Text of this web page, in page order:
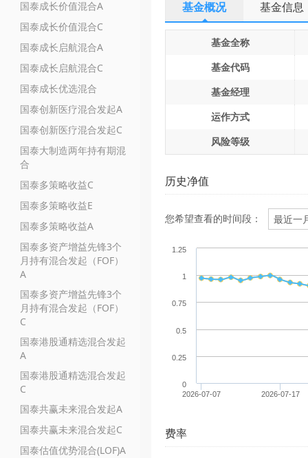
国泰成长价值混合A
国泰成长价值混合C
国泰成长启航混合A
国泰成长启航混合C
国泰成长优选混合
国泰创新医疗混合发起A
国泰创新医疗混合发起C
国泰大制造两年持有期混
合
国泰多策略收益C
国泰多策略收益E
国泰多策略收益A
国泰多资产增益先锋3个
月持有混合发起（FOF）
A
国泰多资产增益先锋3个
月持有混合发起（FOF）
C
国泰港股通精选混合发起
A
国泰港股通精选混合发起
C
国泰共赢未来混合发起A
国泰共赢未来混合发起C
国泰估值优势混合(LOF)A
基金概况 基金信息
基金全称
基金代码
基金经理
运作方式
风险等级
历史净值
您希望查看的时间段：
2026-07-07 2026-07-17
0
0.25
0.5
0.75
1
1.25
费率